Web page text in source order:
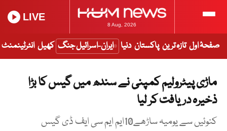
8 Aug, 2026
LIVE
صفحۂ اول تازہ ترین پاکستان دنیا ایران-اسرائیل جنگ کھیل انٹرٹینمنٹ
ماڑی پیٹرولیم کمپنی نے سندھ میں گیس کا بڑا
ذخیرہ دریافت کر لیا
کنوئیں سے یومیہ ساڑھے10ایم ایم سی ایف ڈی گیس